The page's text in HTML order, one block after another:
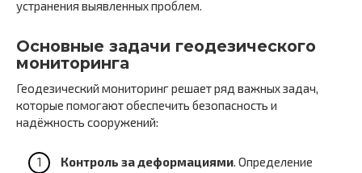
устранения выявленных проблем.
Основные задачи геодезического
мониторинга
Геодезический мониторинг решает ряд важных задач,
которые помогают обеспечить безопасность и
надёжность сооружений:
Контроль за деформациями . Определение